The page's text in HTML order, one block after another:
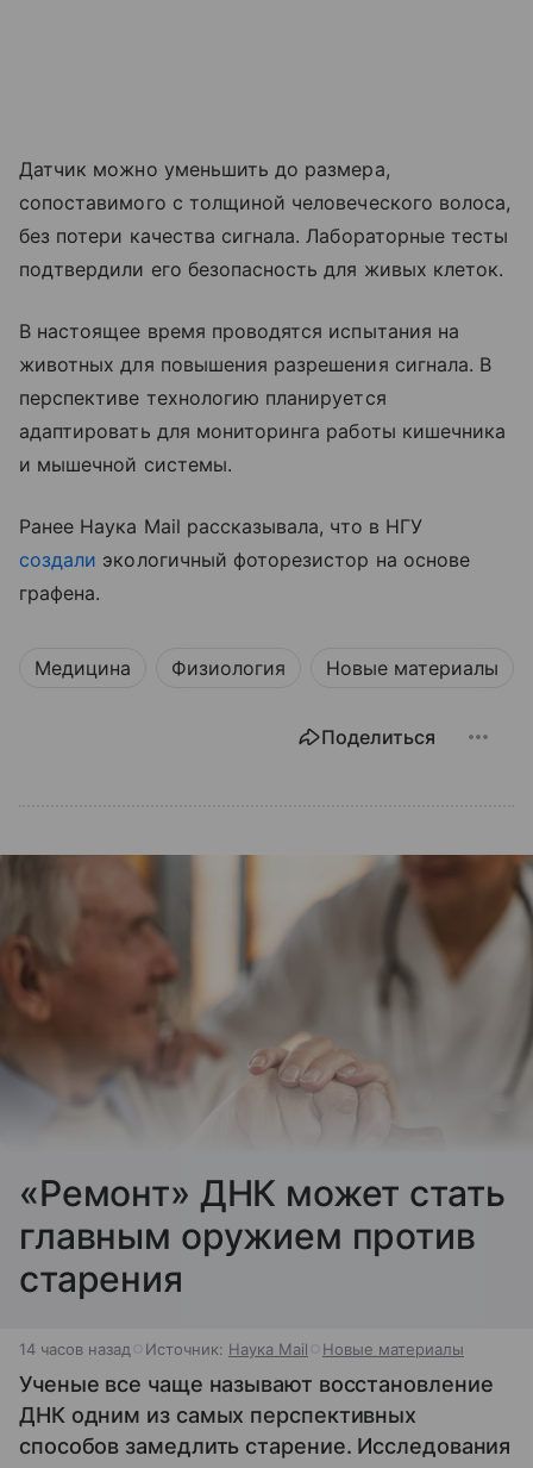
Датчик можно уменьшить до размера,
сопоставимого с толщиной человеческого волоса,
без потери качества сигнала. Лабораторные тесты
подтвердили его безопасность для живых клеток.
В настоящее время проводятся испытания на
животных для повышения разрешения сигнала. В
перспективе технологию планируется
адаптировать для мониторинга работы кишечника
и мышечной системы.
Ранее Наука Mail рассказывала, что в НГУ
создали экологичный фоторезистор на основе
графена.
Медицина Физиология Новые материалы
Поделиться
«Ремонт» ДНК может стать
главным оружием против
старения
14 часов назад Источник: Наука Mail Новые материалы
Ученые все чаще называют восстановление
ДНК одним из самых перспективных
способов замедлить старение. Исследования